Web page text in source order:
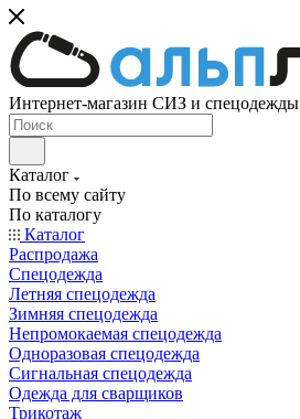
Интернет-магазин СИЗ и спецодежды
Каталог
По всему сайту
По каталогу
Каталог
Распродажа
Спецодежда
Летняя спецодежда
Зимняя спецодежда
Непромокаемая спецодежда
Одноразовая спецодежда
Сигнальная спецодежда
Одежда для сварщиков
Трикотаж